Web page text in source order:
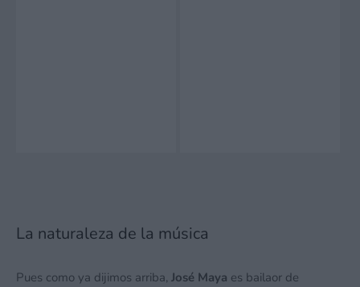
La naturaleza de la música
Pues como ya dijimos arriba, José Maya es bailaor de